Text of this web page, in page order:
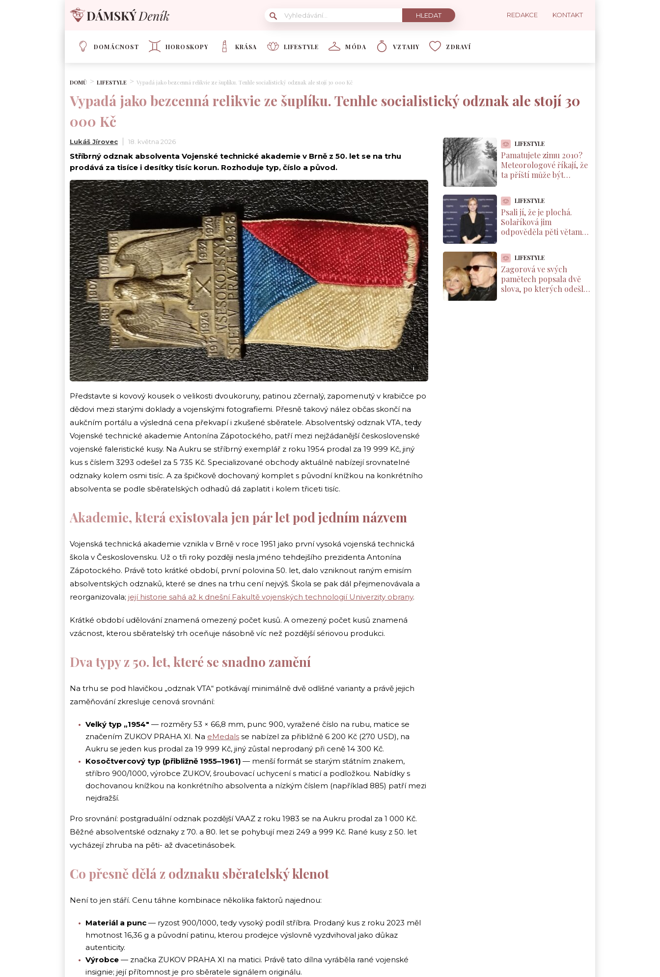
REDAKCE KONTAKT
DOMÁCNOST HOROSKOPY KRÁSA LIFESTYLE MÓDA VZTAHY ZDRAVÍ
DOMŮ LIFESTYLE Vypadá jako bezcenná relikvie ze šuplíku. Tenhle socialistický odznak ale stojí 30 000 Kč
Vypadá jako bezcenná relikvie ze šuplíku. Tenhle socialistický odznak ale stojí 30
000 Kč
Lukáš Jírovec 18. května 2026
Stříbrný odznak absolventa Vojenské technické akademie v Brně z 50. let se na trhu
prodává za tisíce i desítky tisíc korun. Rozhoduje typ, číslo a původ.
i
Představte si kovový kousek o velikosti dvoukoruny, patinou zčernalý, zapomenutý v krabičce po
dědovi mezi starými doklady a vojenskými fotografiemi. Přesně takový nález občas skončí na
aukčním portálu a výsledná cena překvapí i zkušené sběratele. Absolventský odznak VTA, tedy
Vojenské technické akademie Antonína Zápotockého, patří mezi nejžádanější československé
vojenské faleristické kusy. Na Aukru se stříbrný exemplář z roku 1954 prodal za 19 999 Kč, jiný
kus s číslem 3293 odešel za 5 735 Kč. Specializované obchody aktuálně nabízejí srovnatelné
odznaky kolem osmi tisíc. A za špičkově dochovaný komplet s původní knížkou na konkrétního
absolventa se podle sběratelských odhadů dá zaplatit i kolem třiceti tisíc.
Akademie, která existovala jen pár let pod jedním názvem
Vojenská technická akademie vznikla v Brně v roce 1951 jako první vysoká vojenská technická
škola v Československu. Už o tři roky později nesla jméno tehdejšího prezidenta Antonína
Zápotockého. Právě toto krátké období, první polovina 50. let, dalo vzniknout raným emisím
absolventských odznaků, které se dnes na trhu cení nejvýš. Škola se pak dál přejmenovávala a
reorganizovala; její historie sahá až k dnešní Fakultě vojenských technologií Univerzity obrany.
Krátké období udělování znamená omezený počet kusů. A omezený počet kusů znamená
vzácnost, kterou sběratelský trh oceňuje násobně víc než pozdější sériovou produkci.
Dva typy z 50. let, které se snadno zamění
Na trhu se pod hlavičkou „odznak VTA“ potkávají minimálně dvě odlišné varianty a právě jejich
zaměňování zkresluje cenová srovnání:
Velký typ „1954″ — rozměry 53 × 66,8 mm, punc 900, vyražené číslo na rubu, matice se
značením ZUKOV PRAHA XI. Na eMedals se nabízel za přibližně 6 200 Kč (270 USD), na
Aukru se jeden kus prodal za 19 999 Kč, jiný zůstal neprodaný při ceně 14 300 Kč.
Kosočtvercový typ (přibližně 1955–1961) — menší formát se starým státním znakem,
stříbro 900/1000, výrobce ZUKOV, šroubovací uchycení s maticí a podložkou. Nabídky s
dochovanou knížkou na konkrétního absolventa a nízkým číslem (například 885) patří mezi
nejdražší.
Pro srovnání: postgraduální odznak pozdější VAAZ z roku 1983 se na Aukru prodal za 1 000 Kč.
Běžné absolventské odznaky z 70. a 80. let se pohybují mezi 249 a 999 Kč. Rané kusy z 50. let
vycházejí zhruba na pěti- až dvacetinásobek.
Co přesně dělá z odznaku sběratelský klenot
Není to jen stáří. Cenu táhne kombinace několika faktorů najednou:
Materiál a punc — ryzost 900/1000, tedy vysoký podíl stříbra. Prodaný kus z roku 2023 měl
hmotnost 16,36 g a původní patinu, kterou prodejce výslovně vyzdvihoval jako důkaz
autenticity.
Výrobce — značka ZUKOV PRAHA XI na matici. Právě tato dílna vyráběla rané vojenské
insignie; její přítomnost je pro sběratele signálem originálu.
LIFESTYLE
Pamatujete zimu 2010?
Meteorologové říkají, že
ta příští může být
Pacifiku
LIFESTYLE
Psali jí, že je plochá.
Solaříková jim
odpověděla pěti větami,
každý rodič dcery
LIFESTYLE
Zagorová ve svých
pamětech popsala dvě
slova, po kterých odešla